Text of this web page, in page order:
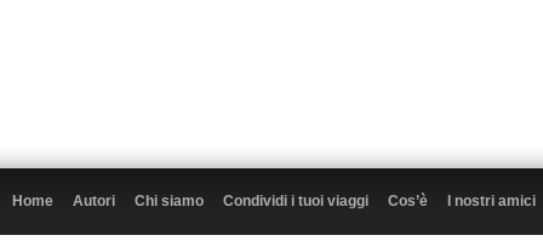
Home Autori Chi siamo Condividi i tuoi viaggi Cos’è I nostri amici